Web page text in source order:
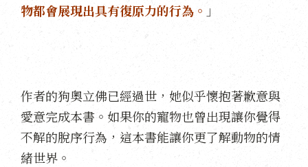
物都會展現出具有復原力的行為。 」
作者的狗奧立佛已經過世，她似乎懷抱著歉意與
愛意完成本書。如果你的寵物也曾出現讓你覺得
不解的脫序行為，這本書能讓你更了解動物的情
緒世界。